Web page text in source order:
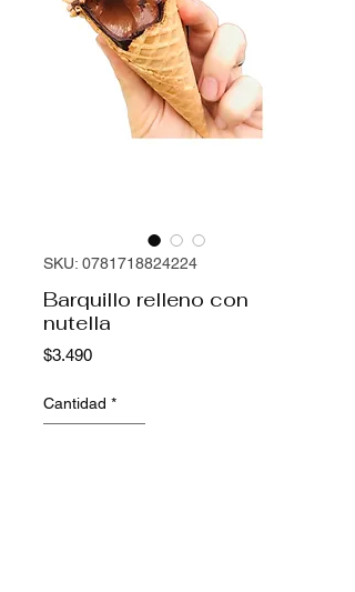
SKU: 0781718824224
Barquillo relleno con
nutella
$3.490Precio
Cantidad *